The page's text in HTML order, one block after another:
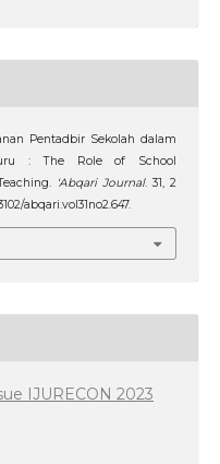
Pentadbir Sekolah dalam
: The Role of School
‘Abqari Journal. 31, 2
abqari.vol31no2.647.
IJURECON 2023